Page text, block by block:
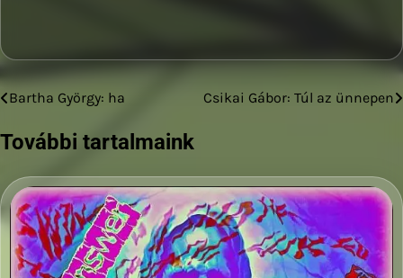
Bejegyzés
navigáció
Bartha György: ha Csikai Gábor: Túl az ünnepen
További tartalmaink